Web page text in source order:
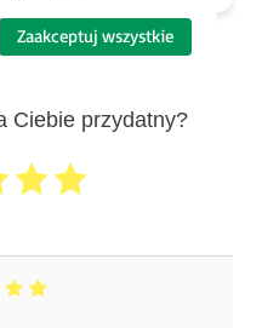
Ciebie przydatny?
Zaakceptuj wszystkie